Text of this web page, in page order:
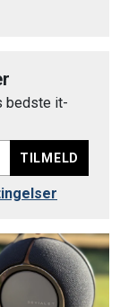
bedste it-
TILMELD